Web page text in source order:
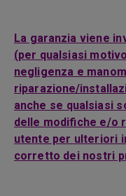
La garanzia viene
(per qualsiasi
negligenza e
riparazione/
anche se qualsiasi
delle modifiche e/o
utente per ulteriori
corretto dei nostri